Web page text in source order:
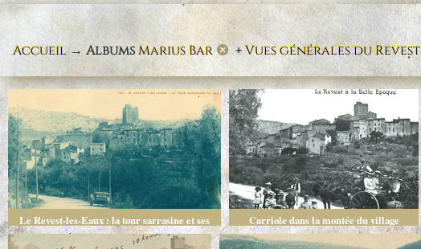
Accueil→ AlbumsMarius Bar +Vues générales du Revest
Le Revest-les-Eaux : la tour sarrasine et ses
abords
Carriole dans la montée du village